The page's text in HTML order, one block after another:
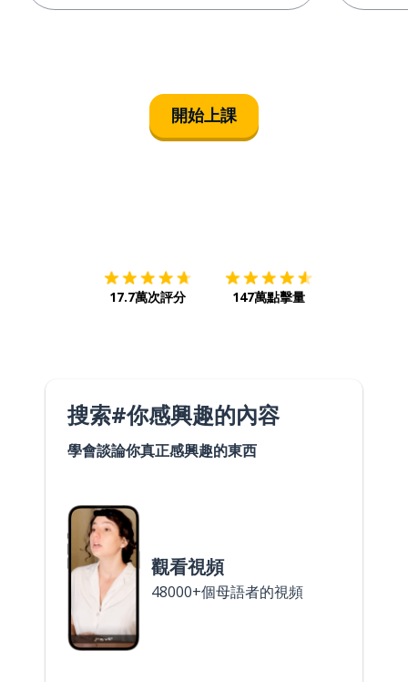
開始上課
17.7萬次評分 147萬點擊量
搜索#你感興趣的內容
學會談論你真正感興趣的東西
觀看視頻
48000+個母語者的視頻